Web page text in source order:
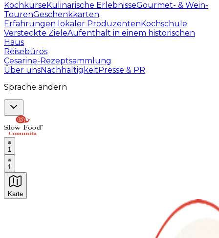
KochkurseKulinarische ErlebnisseGourmet- & Wein-
TourenGeschenkkarten
Erfahrungen lokaler ProduzentenKochschule
Versteckte ZieleAufenthalt in einem historischen
Haus
Reisebüros
Cesarine-Rezeptsammlung
Über unsNachhaltigkeitPresse & PR
Sprache ändern
1
1
Karte
Unvergessliche kulinarische Erlebnisse: